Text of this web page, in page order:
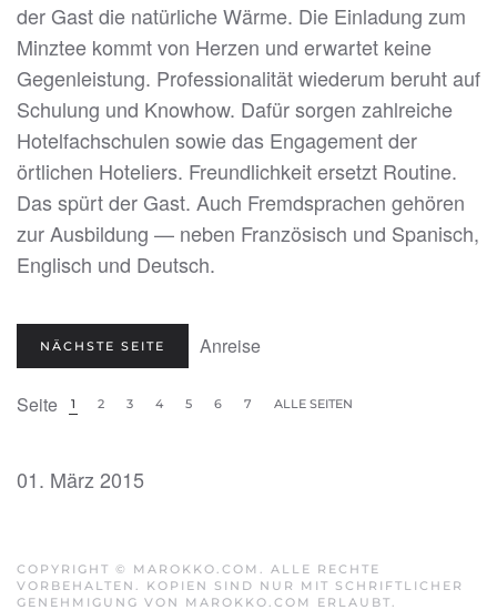
der Gast die natürliche Wärme. Die Einladung zum
Minztee kommt von Herzen und erwartet keine
Gegenleistung. Professionalität wiederum beruht auf
Schulung und Knowhow. Dafür sorgen zahlreiche
Hotelfachschulen sowie das Engagement der
örtlichen Hoteliers. Freundlichkeit ersetzt Routine.
Das spürt der Gast. Auch Fremdsprachen gehören
zur Ausbildung — neben Französisch und Spanisch,
Englisch und Deutsch.
NÄCHSTE SEITE Anreise
Seite 1 2 3 4 5 6 7 ALLE SEITEN
01. März 2015
COPYRIGHT © MAROKKO.COM. ALLE RECHTE
VORBEHALTEN. KOPIEN SIND NUR MIT SCHRIFTLICHER
GENEHMIGUNG VON MAROKKO.COM ERLAUBT.